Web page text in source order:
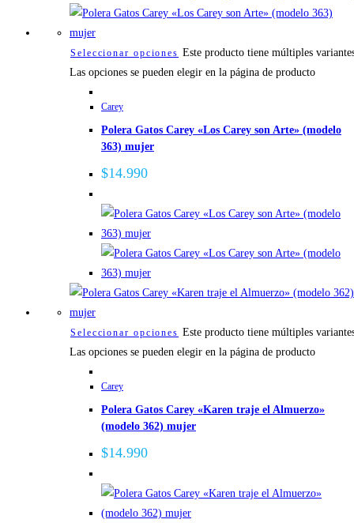
Seleccionar opciones Este producto tiene múltiples
Las opciones se pueden elegir en la página de producto
Carey
Polera Gatos Carey «Los Carey son Arte» (modelo
363) mujer
$14.990
Seleccionar opciones Este producto tiene múltiples
Las opciones se pueden elegir en la página de producto
Carey
Polera Gatos Carey «Karen traje el Almuerzo»
(modelo 362) mujer
$14.990